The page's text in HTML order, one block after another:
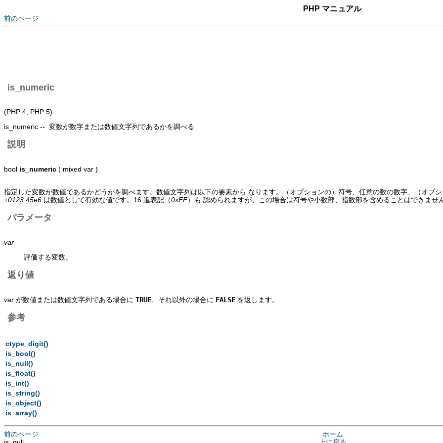
PHP マニュアル
前のページ
is_numeric
(PHP 4, PHP 5)
is_numeric -- 変数が数字または数値文字列であるかを調べる
説明
bool is_numeric ( mixed var )
指定した変数が数値であるかどうかを調べます。数値文字列は以下の要素から なります。（オプションの）符号、任意の数の数字、（オプ
+0123.45e6 は数値として有効な値です。16 進表記（0xFF）も 認められますが、この場合は符号や小数部、指数部を含めることはできません
パラメータ
var
評価する変数。
返り値
var が数値または数値文字列である場合に TRUE 、それ以外の場合に FALSE を返します。
参考
ctype_digit()
is_bool()
is_null()
is_float()
is_int()
is_string()
is_object()
is_array()
前のページ ホーム